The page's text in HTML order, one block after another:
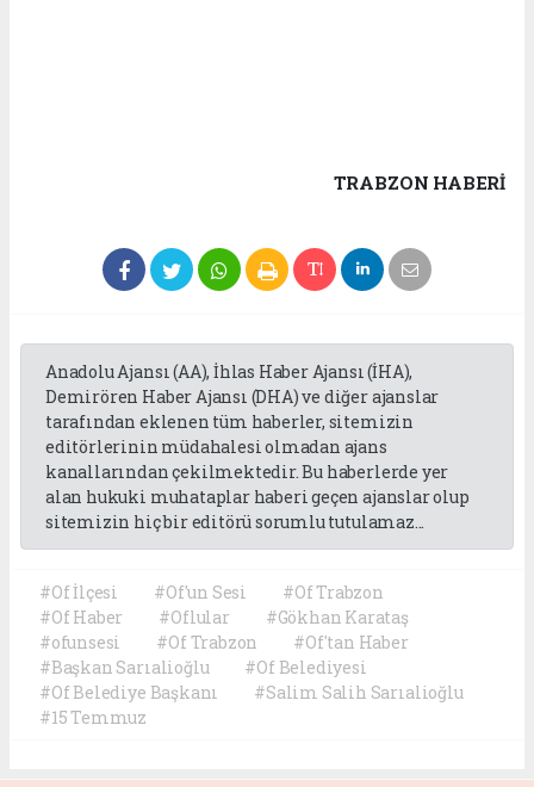
TRABZON HABERİ
Anadolu Ajansı (AA), İhlas Haber Ajansı (İHA),
Demirören Haber Ajansı (DHA) ve diğer ajanslar
tarafından eklenen tüm haberler, sitemizin
editörlerinin müdahalesi olmadan ajans
kanallarından çekilmektedir. Bu haberlerde yer
alan hukuki muhataplar haberi geçen ajanslar olup
sitemizin hiç bir editörü sorumlu tutulamaz...
#Of İlçesi #Of'un Sesi
#Of Trabzon
#Of Haber
#Oflular
#Gökhan Karataş
#ofunsesi
#Of Trabzon
#Of'tan Haber
#Başkan Sarıalioğlu
#Of Belediyesi
#Of Belediye Başkanı
#Salim Salih Sarıalioğlu
#15 Temmuz